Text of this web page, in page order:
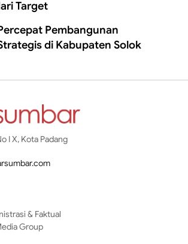
Target
Pembangunan
di Kabupaten Solok
I X, Kota Padang
& Faktual
Group